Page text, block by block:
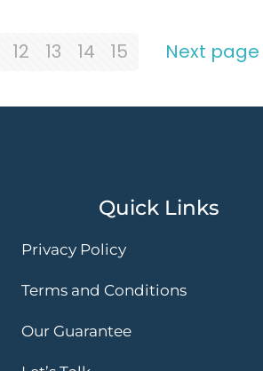
12 13 14 15 Next page
Quick Links
Privacy Policy
Terms and Conditions
Our Guarantee